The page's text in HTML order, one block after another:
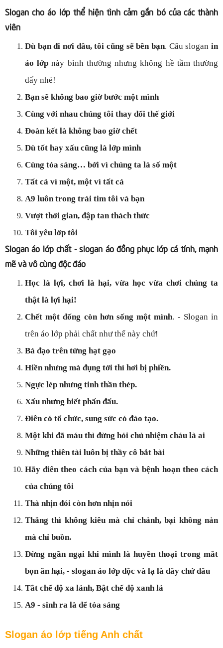
Slogan cho áo lớp thể hiện tình cảm gắn bó của các thành
viên
Dù bạn đi nơi đâu, tôi cũng sẽ bên bạn. Câu slogan in
áo lớp này bình thường nhưng không hề tầm thường
đấy nhé!
Bạn sẽ không bao giờ bước một mình
Cùng với nhau chúng tôi thay đổi thế giới
Đoàn kết là không bao giờ chết
Dù tốt hay xấu cũng là lớp mình
Cùng tỏa sáng… bởi vì chúng ta là số một
Tất cả vì một, một vì tất cả
A9 luôn trong trái tim tôi và bạn
Vượt thời gian, đập tan thách thức
Tôi yêu lớp tôi
Slogan áo lớp chất - slogan áo đồng phụclớp cá tính, mạnh
mẽ và vô cùng độc đáo
Học là lợi, chơi là hại, vừa học vừa chơi chúng ta
thật là lợi hại!
Chết một đống còn hơn sống một mình. - Slogan in
trên áo lớp phải chất như thế này chứ!
Bá đạo trên từng hạt gạo
Hiền nhưng mà đụng tới thì hơi bị phiền.
Ngực lép nhưng tinh thần thép.
Xấu nhưng biết phấn đấu.
Điên có tổ chức, sung sức có đào tạo.
Một khi đã máu thì đừng hỏi chủ nhiệm cháu là ai
Những thiên tài luôn bị thầy cô bắt bài
Hãy điên theo cách của bạn và bệnh hoạn theo cách
của chúng tôi
Thà nhịn đói còn hơn nhịn nói
Thắng thì không kiêu mà chỉ chảnh, bại không nản
mà chỉ buồn.
Đừng ngần ngại khi mình là huyền thoại trong mắt
bọn ăn hại, - slogan áo lớp độc và lạ là đây chứ đâu
Tắt chế độ xa lánh, Bật chế độ xanh lá
A9 - sinh ra là để tỏa sáng
Slogan áo lớp tiếng Anh chất